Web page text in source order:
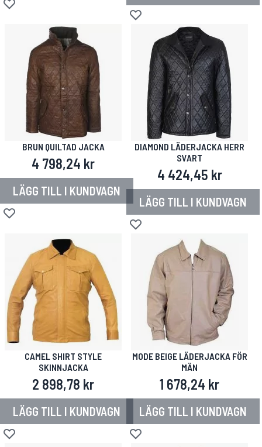
Lägg till i önskelista
Lägg till i önskelista
BRUN QUILTAD JACKA
4 798,24 kr
LÄGG TILL I KUNDVAGN
Lägg till i önskelista
DIAMOND LÄDERJACKA HERR
SVART
4 424,45 kr
LÄGG TILL I KUNDVAGN
Lägg till i önskelista
CAMEL SHIRT STYLE
SKINNJACKA
2 898,78 kr
LÄGG TILL I KUNDVAGN
Lägg till i önskelista
MODE BEIGE LÄDERJACKA FÖR
MÄN
1 678,24 kr
LÄGG TILL I KUNDVAGN
Lägg till i önskelista